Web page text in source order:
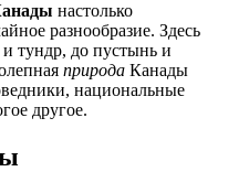
настолько
разнообразие. Здесь
тундр, до пустынь и
природа Канады
национальные
другое.